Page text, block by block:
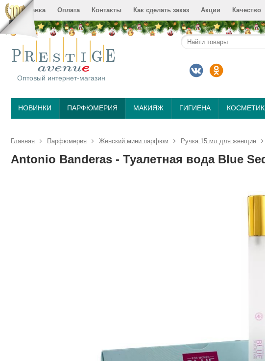
Доставка Оплата Контакты Как сделать заказ Акции Качество
Оптовый интернет-магазин
НОВИНКИ ПАРФЮМЕРИЯ МАКИЯЖ ГИГИЕНА
Главная Парфюмерия Женский мини парфюм Ручка 15 мл для женщин
Antonio Banderas - Туалетная вода Blue